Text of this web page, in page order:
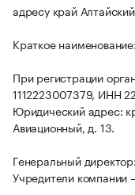
адресу край
Краткое
При регистрации
1112223007379, ИНН
Юридический адрес:
Авиационный, д. 13.
Генеральный
Учредители компании